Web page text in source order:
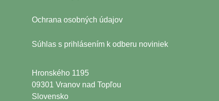
Ochrana osobných údajov
Súhlas s prihlásením k odberu noviniek
Hronského 1195
09301 Vranov nad Topľou
Slovensko